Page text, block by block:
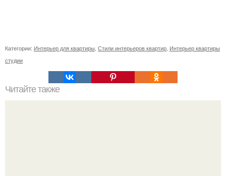
Категории: Интерьер для квартиры, Стили интерьеров квартир, Интерьер квартиры
студии
Читайте также